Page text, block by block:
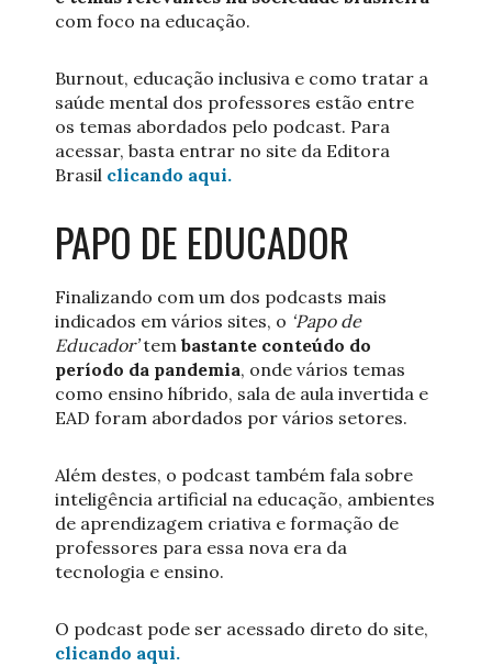
com foco na educação.
Burnout, educação inclusiva e como tratar a
saúde mental dos professores estão entre
os temas abordados pelo podcast. Para
acessar, basta entrar no site da Editora
Brasil clicando aqui.
PAPO DE EDUCADOR
Finalizando com um dos podcasts mais
indicados em vários sites, o ‘Papo de
Educador’tem bastante conteúdo do
período da pandemia, onde vários temas
como ensino híbrido, sala de aula invertida e
EAD foram abordados por vários setores.
Além destes, o podcast também fala sobre
inteligência artificial na educação, ambientes
de aprendizagem criativa e formação de
professores para essa nova era da
tecnologia e ensino.
O podcast pode ser acessado direto do site,
clicando aqui.